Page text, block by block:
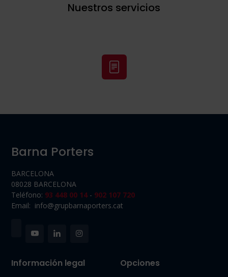
Nuestros servicios
Barna Porters
BARCELONA
08028 BARCELONA
Teléfono: 93 448 00 14 - 902 107 720
Email: info@grupbarnaporters.cat
Información legal Opciones